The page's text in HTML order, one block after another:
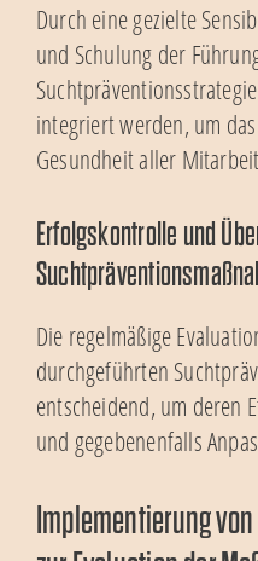
Durch eine gezielte
und Schulung der
integriert werden, um
Gesundheit aller
Erfolgskontrolle und
Die regelmäßige
durchgeführten
entscheidend, um deren
und gegebenenfalls
Implementierung